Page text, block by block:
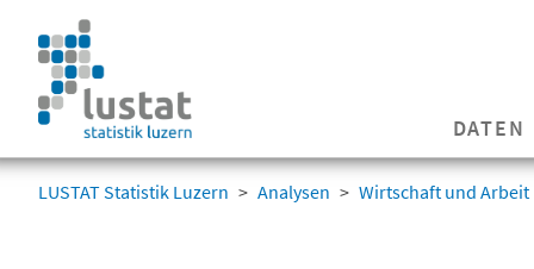
DATEN
LUSTAT Statistik Luzern Analysen Wirtschaft und Arbeit